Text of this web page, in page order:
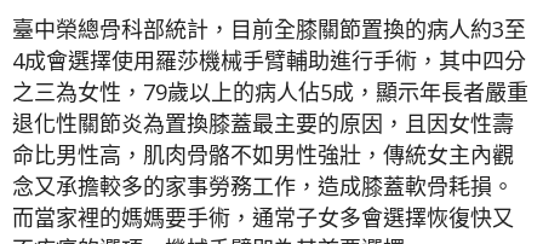
臺中榮總骨科部統計，目前全膝關節置換的病人約3至
4成會選擇使用羅莎機械手臂輔助進行手術，其中四分
之三為女性，79歲以上的病人佔5成，顯示年長者嚴重
退化性關節炎為置換膝蓋最主要的原因，且因女性壽
命比男性高，肌肉骨骼不如男性強壯，傳統女主內觀
念又承擔較多的家事勞務工作，造成膝蓋軟骨耗損。
而當家裡的媽媽要手術，通常子女多會選擇恢復快又